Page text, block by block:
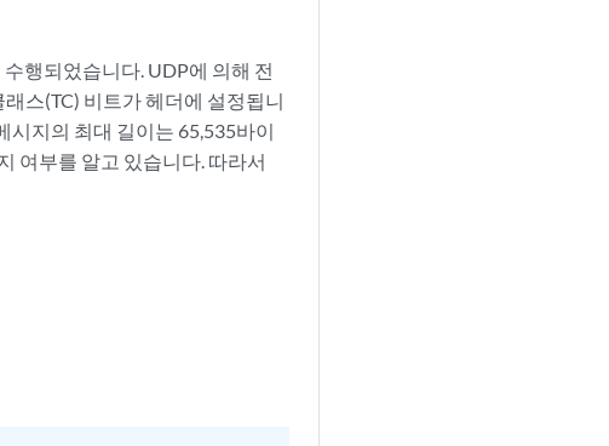
행되었습니다. UDP에 의해 전
스(TC) 비트가 헤더에 설정됩니
시지의 최대 길이는 65,535바이
여부를 알고 있습니다. 따라서